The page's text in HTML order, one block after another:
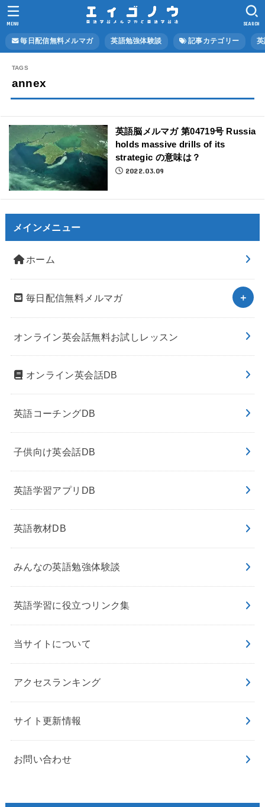
毎日配信無料メルマガ 英語勉強体験談 記事カテゴリー
SEARCH
MENU
annex
英語脳メルマガ 第04719号 Russia
holds massive drills of its
strategic の意味は？
2022.03.09
メインメニュー
ホーム
毎日配信無料メルマガ
オンライン英会話無料お試しレッスン
オンライン英会話DB
英語コーチングDB
子供向け英会話DB
英語学習アプリDB
英語教材DB
みんなの英語勉強体験談
英語学習に役立つリンク集
当サイトについて
アクセスランキング
サイト更新情報
お問い合わせ